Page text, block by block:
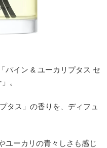
パイン & ユーカリプタス セ
。
タス」の香りを、ディフュ
ユーカリの青々しさも感じ